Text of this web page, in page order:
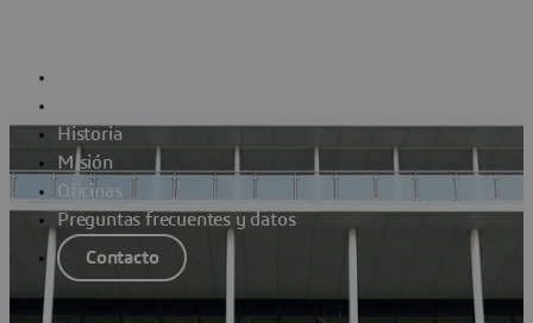
Historia
Misión
Oficinas
Preguntas frecuentes y datos
Contacto